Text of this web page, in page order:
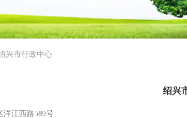
兴市行政中心
绍兴
洋江西路589号